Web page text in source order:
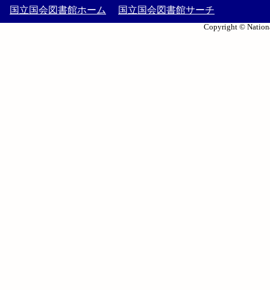
国立国会図書館ホーム 国立国会図書館サーチ
Copyright ©